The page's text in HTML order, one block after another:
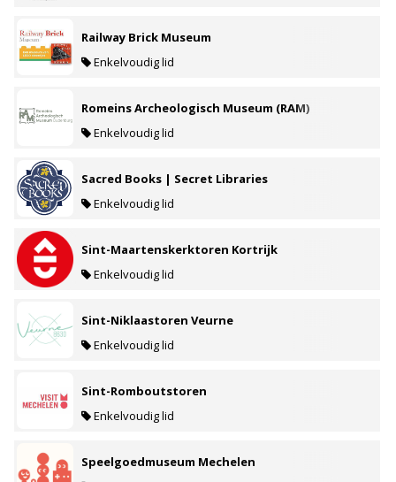
Railway Brick Museum
Enkelvoudig lid
Romeins Archeologisch Museum (RAM)
Enkelvoudig lid
Sacred Books | Secret Libraries
Enkelvoudig lid
Sint-Maartenskerktoren Kortrijk
Enkelvoudig lid
Sint-Niklaastoren Veurne
Enkelvoudig lid
Sint-Romboutstoren
Enkelvoudig lid
Speelgoedmuseum Mechelen